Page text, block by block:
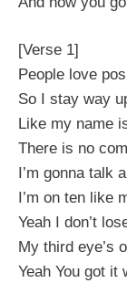
[Verse 1]
People love
So I stay way
Like my name
There is no
I’m gonna talk
I’m on ten like
Yeah I don’t
My third eye’s
Yeah You got